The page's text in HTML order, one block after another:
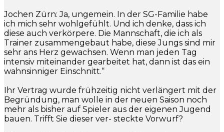
Jochen Zürn: Ja, ungemein. In der SG-Familie habe
ich mich sehr wohlgefühlt. Und ich denke, dass ich
diese auch verkörpere. Die Mannschaft, die ich als
Trainer zusammengebaut habe, diese Jungs sind mir
sehr ans Herz gewachsen. Wenn man jeden Tag
intensiv miteinander gearbeitet hat, dann ist das ein
wahnsinniger Einschnitt.“
Ihr Vertrag wurde frühzeitig nicht verlängert mit der
Begründung, man wolle in der neuen Saison noch
mehr als bisher auf Spieler aus der eigenen Jugend
bauen. Trifft Sie dieser ver- steckte Vorwurf?